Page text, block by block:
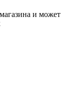
и может